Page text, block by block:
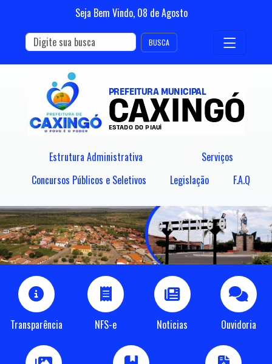
Seja Bem Vindo, 08 deAgosto
BUSCA
Estrutura Administrativa
Serviços
Concursos Públicos e Seletivos
Legislação F.A.Q
Transparência NFS-e Noticias Ouvidoria